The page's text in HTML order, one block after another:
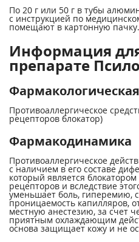
По 20 г или 50 г в тубы
с инструкцией по
помещают в картонную пачку.
Информация
препарате
Противоаллергическое
рецепторов блокатор)
Фармакодинамика
Противоаллергическое
с наличием в его составе
который является
рецепторов и вследствие
уменьшает боль, гиперемию,
проницаемость капилляров,
местную анестезию, за счет
приятным охлаждающим
основа защищает кожу и не